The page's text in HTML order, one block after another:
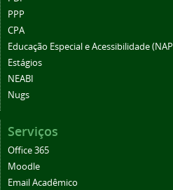
PPP
CPA
Educação Especial e Acessibilidade
Estágios
NEABI
Nugs
Serviços
Office 365
Moodle
Email Acadêmico